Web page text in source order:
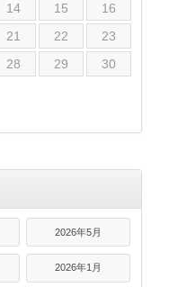
14 15
16
21 22
23
28 29
30
2026年5月
2026年1月